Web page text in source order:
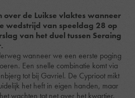
over de Luikse vlaktes wanneer
wedstrijd van speeldag 28 op
van het duel tussen Seraing
wanneer we een eerste poging
Een snelle combinatie komt via
tot bij Gavriel. De Cyprioot mikt
het heft in eigen handen, maar
wachten tot net over het kwartier.